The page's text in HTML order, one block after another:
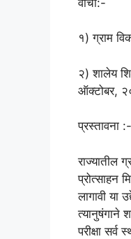
१) ग्राम
२) शालेय
ऑक्टोबर,
प्रस्तावना :-
राज्यातील
प्रोत्साहन
लागावी या
त्यानुषंगाने
परीक्षा